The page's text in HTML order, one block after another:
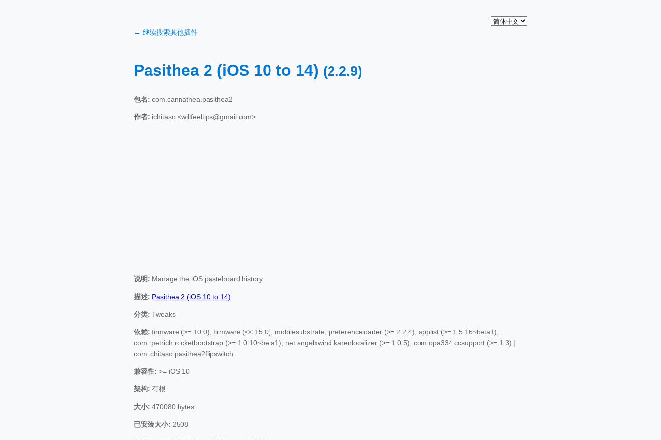
← 继续搜索其他插件
Pasithea 2 (iOS 10 to 14) (2.2.9)
包名: com.cannathea.pasithea2
作者: ichitaso <willfeeltips@gmail.com>
说明: Manage the iOS pasteboard history
描述: Pasithea 2 (iOS 10 to 14)
分类: Tweaks
依赖: firmware (>= 10.0), firmware (<< 15.0), mobilesubstrate, preferenceloader (>= 2.2.4), applist (>= 1.5.16~beta1),
com.rpetrich.rocketbootstrap (>= 1.0.10~beta1), net.angelxwind.karenlocalizer (>= 1.0.5), com.opa334.ccsupport (>= 1.3) |
com.ichitaso.pasithea2flipswitch
兼容性: >= iOS 10
架构: 有根
大小: 470080 bytes
已安装大小: 2508